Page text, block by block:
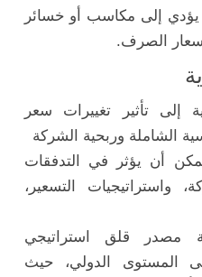
يؤدي إلى مكاسب أو خسائر
الصرف.
إلى تأثير تغييرات سعر
الشاملة وربحية الشركة
أن يؤثر في التدفقات
واستراتيجيات التسعير،
مصدر قلق استراتيجي
المستوى الدولي، حيث